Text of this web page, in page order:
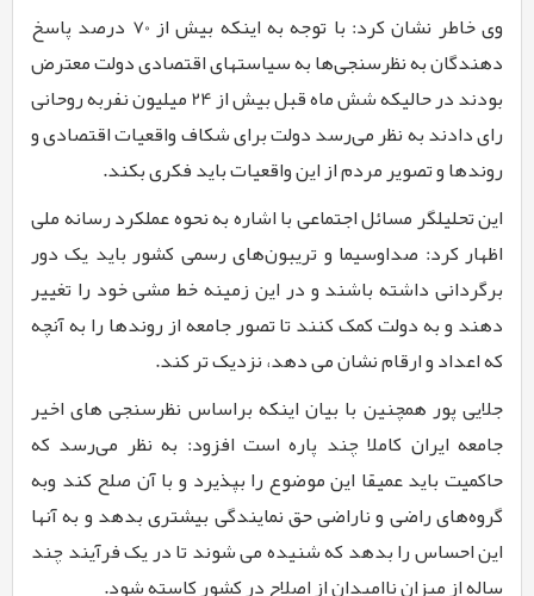
وی خاطر نشان کرد: با توجه به اینکه بیش از70 درصد پاسخ
دهندگان به نظرسنجی‌ها به سیاستهای اقتصادی دولت معترض
بودند در حالیکه شش ماه قبل بیش از24میلیون نفربه روحانی
رای دادند به نظر می‌رسد دولت برای شکاف واقعیات اقتصادی و
روندها و تصویر مردم از این واقعیات باید فکری بکند.
این تحلیلگر مسائل اجتماعی با اشاره به نحوه عملکرد رسانه ملی
اظهار کرد: صداوسیما و تریبون‌های رسمی کشور باید یک دور
برگردانی داشته باشند و در این زمینه خط مشی خود را تغییر
دهند و به دولت کمک کنند تا تصور جامعه از روندها را به آنچه
که اعداد و ارقام نشان می دهد، نزدیک ‌تر کند.
جلایی پور همچنین با بیان اینکه براساس نظرسنجی‌ های اخیر
جامعه ایران کاملا چند پاره است افزود: به نظر می‌رسد که
حاکمیت باید عمیقا این موضوع را بپذیرد و با آن صلح کند وبه
گروه‌های راضی و ناراضی حق نمایندگی بیشتری بدهد و به آنها
این احساس را بدهد که شنیده می شوند تا در یک فرآیند چند
ساله از میزان ناامیدان از اصلاح در کشور کاسته شود.